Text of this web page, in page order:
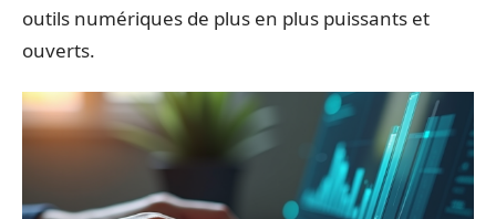
outils numériques de plus en plus puissants et
ouverts.